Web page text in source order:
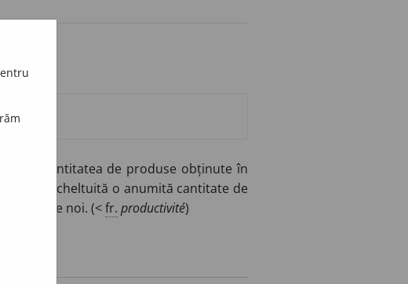
= cantitatea de produse obținute în
este cheltuită o anumită cantitate de
derivate noi. (<fr. productivité)